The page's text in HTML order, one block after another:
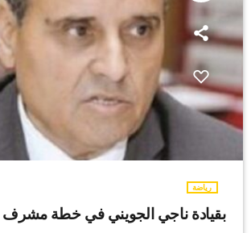
رياضة
بقيادة ناجي الجويني في خطة مشرف